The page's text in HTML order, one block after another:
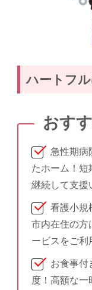
ハートフ
急性期病
たホーム！短
継続して支援
看護小規
市内在住の方
ービスをご利
お食事付
度！高額な一